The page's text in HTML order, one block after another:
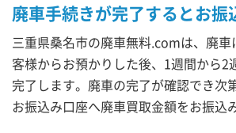
廃車手続きが完了するとお振
三重県桑名市の廃車無料.comは、廃
客様からお預かりした後、1週間から2
完了します。廃車の完了が確認でき次
お振込み口座へ廃車買取金額をお振込